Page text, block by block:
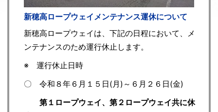
新穂高ロープウェイメンテナンス運休について
新穂高ロープウェイは、下記の日程において、メ
ンテナンスのため運行休止します。
※ 運行休止日時
〇 令和８年６月１５日(月)～６月２６日(金)
第１ロープウェイ、第２ロープウェイ共に休